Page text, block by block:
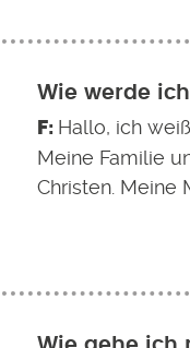
Wie werde
Hallo, ich
Meine Familie
Christen. Meine